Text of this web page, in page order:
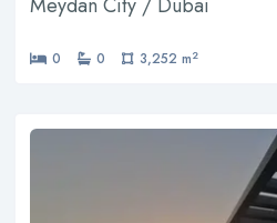
Meydan City / Dubai
0 0 3,252 m2